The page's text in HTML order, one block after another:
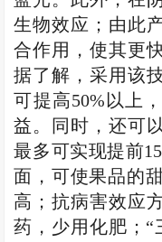
生物效应；由此
合作用，使其更
据了解，采用该
可提高50%以上
益。同时，还可
最多可实现提前
面，可使果品的
高；抗病害效应
药，少用化肥；